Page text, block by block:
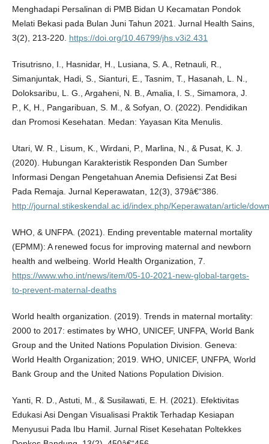
Menghadapi Persalinan di PMB Bidan U Kecamatan Pondok
Melati Bekasi pada Bulan Juni Tahun 2021. Jurnal Health Sains,
3(2), 213-220. https://doi.org/10.46799/jhs.v3i2.431
Trisutrisno, I., Hasnidar, H., Lusiana, S. A., Retnauli, R.,
Simanjuntak, Hadi, S., Sianturi, E., Tasnim, T., Hasanah, L. N.,
Doloksaribu, L. G., Argaheni, N. B., Amalia, I. S., Simamora, J.
P., K, H., Pangaribuan, S. M., & Sofyan, O. (2022). Pendidikan
dan Promosi Kesehatan. Medan: Yayasan Kita Menulis.
Utari, W. R., Lisum, K., Wirdani, P., Marlina, N., & Pusat, K. J.
(2020). Hubungan Karakteristik Responden Dan Sumber
Informasi Dengan Pengetahuan Anemia Defisiensi Zat Besi
Pada Remaja. Jurnal Keperawatan, 12(3), 379â€“386.
http://journal.stikeskendal.ac.id/index.php/Keperawatan/article/
WHO, & UNFPA. (2021). Ending preventable maternal mortality
(EPMM): A renewed focus for improving maternal and newborn
health and welbeing. World Health Organization, 7.
https://www.who.int/news/item/05-10-2021-new-global-targets-
to-prevent-maternal-deaths
World health organization. (2019). Trends in maternal mortality:
2000 to 2017: estimates by WHO, UNICEF, UNFPA, World Bank
Group and the United Nations Population Division. Geneva:
World Health Organization; 2019. WHO, UNICEF, UNFPA, World
Bank Group and the United Nations Population Division.
Yanti, R. D., Astuti, M., & Susilawati, E. H. (2021). Efektivitas
Edukasi Asi Dengan Visualisasi Praktik Terhadap Kesiapan
Menyusui Pada Ibu Hamil. Jurnal Riset Kesehatan Poltekkes